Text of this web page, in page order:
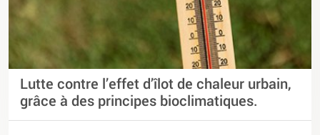
Lutte contre l’effet d’îlot de chaleur urbain,
grâce à des principes bioclimatiques.